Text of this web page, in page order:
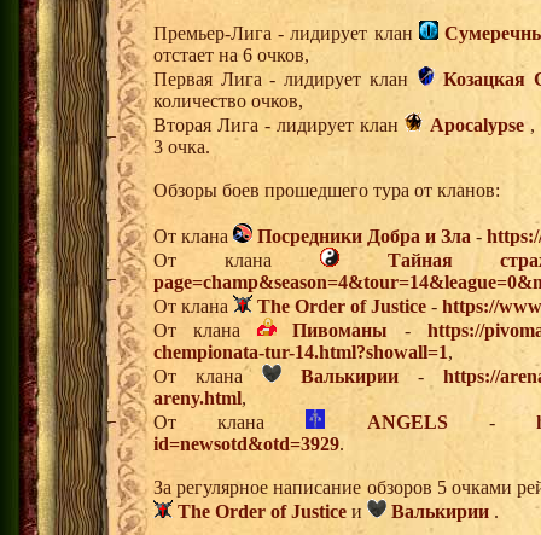
Премьер-Лига - лидирует клан
отстает на 6 очков,
Первая Лига - лидирует клан
Козацкая
количество очков,
Вторая Лига - лидирует клан
Apocalypse ,
3 очка.
Обзоры боев прошедшего тура от кланов:
От клана Посредники Добра и Зла -
От клана
Тайная
От клана
The Order of Justice - https://
От клана
Пивоманы -https://
chempionata-tur-14.html?showall=1,
От клана
Валькирии - https://
areny.html,
От клана
ANGELS-
id=newsotd&otd=3929.
За регулярное написание обзоров 5 очками
The Order of Justice и Валькирии .